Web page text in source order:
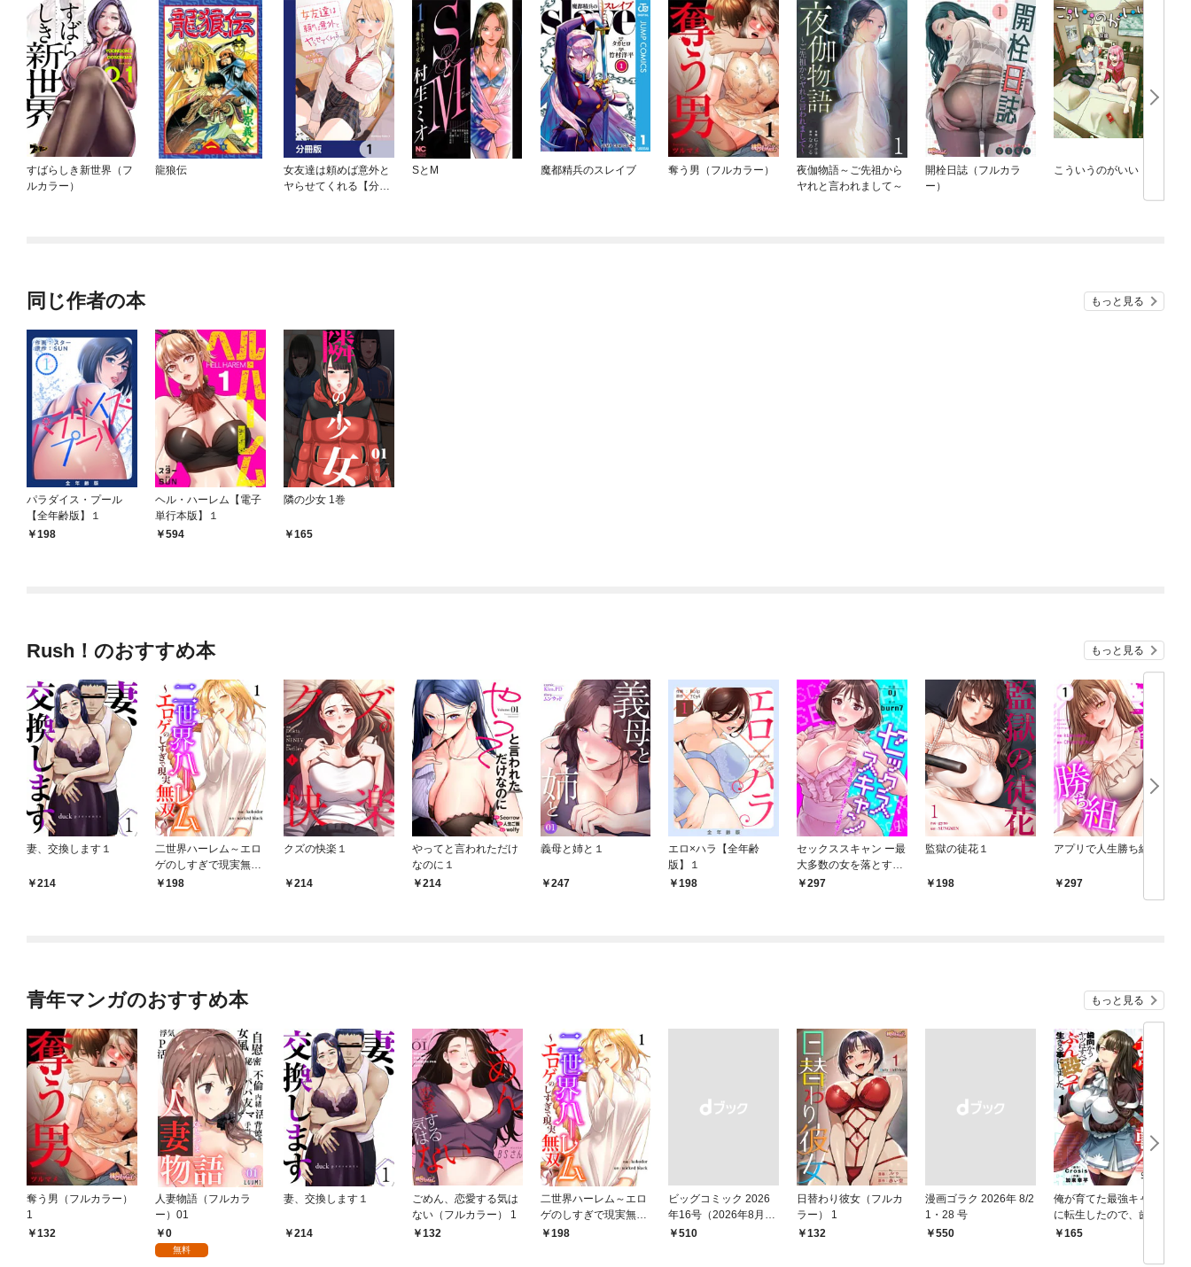
すばらしき新世界（フ
ルカラー）
龍狼伝
女友達は頼めば意外と
ヤらせてくれる【分冊
SとM 魔都精兵のスレイブ 奪う男（フルカラー）
夜伽物語～ご先祖から
ヤれと言われまして～
開栓日誌（フルカラ
ー）
こういうのがいい
同じ作者の本 もっと見る
パラダイス・プール
【全年齢版】１
198
ヘル・ハーレム【電子
単行本版】１
594
隣の少女 1巻
165
Rush！のおすすめ本 もっと見る
妻、交換します１
214
二世界ハーレム～エロ
ゲのしすぎで現実無双
～１198
クズの快楽１
214
やってと言われただけ
なのに１
214
義母と姉と１
247
エロ×ハラ【全年齢
版】１
198
セックススキャン ー最
大多数の女を落とす攻
略法ー１
297
監獄の徒花１
198
アプリで人生勝ち組１
297
青年マンガのおすすめ本 もっと見る
奪う男（フルカラー）
1
132
人妻物語（フルカラ
ー）01
0
無料
妻、交換します１
214
ごめん、恋愛する気は
ない（フルカラー） 1
132
二世界ハーレム～エロ
ゲのしすぎで現実無双
～１198
ビッグコミック 2026
年16号（2026年8月7
日発売）
￥510
日替わり彼女（フルカ
ラー） 1
132
漫画ゴラク 2026年 8/2
1・28 号
￥550
俺が育てた最強キャラ
に転生したので、歯向
かうヤツはすべてぶん
165